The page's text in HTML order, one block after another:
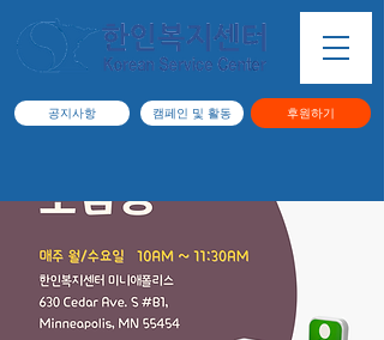
공지사항 캠페인 및 활동 후원하기